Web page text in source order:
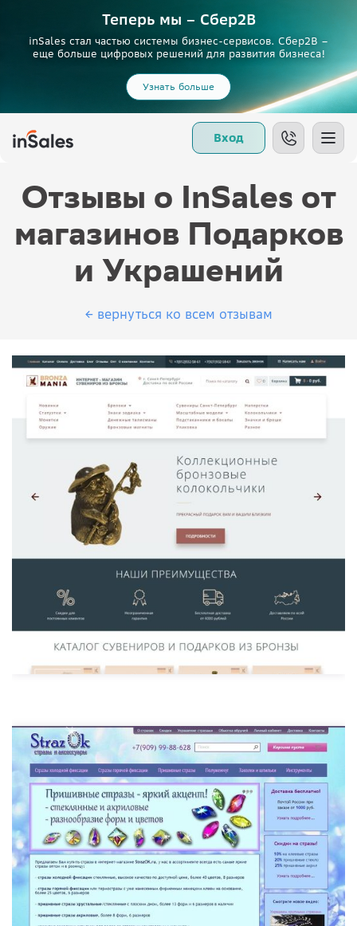
Теперь мы – Сбер2B
inSales стал частью системы бизнес-сервисов. Сбер2В –
еще больше цифровых решений для развития бизнеса!
Узнать больше
Вход
Отзывы о InSales от
магазинов Подарков
и Украшений
← вернуться ко всем отзывам